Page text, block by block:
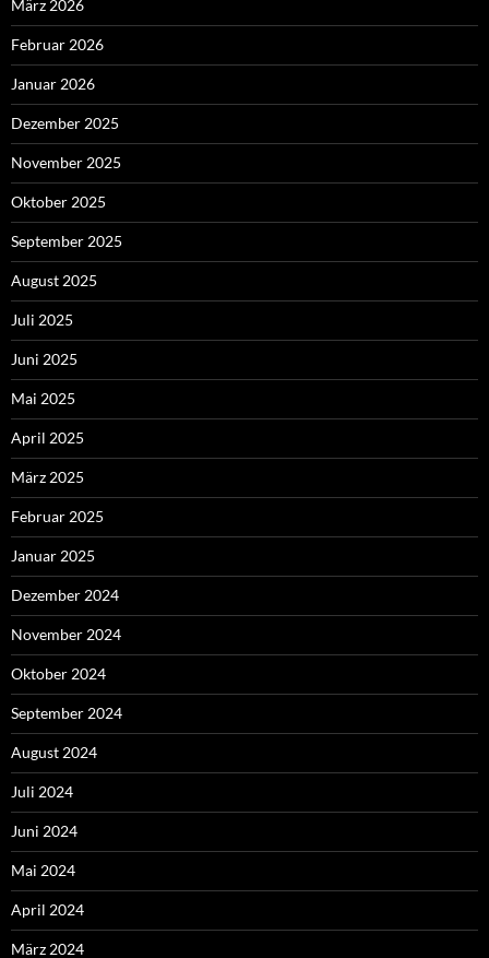
März 2026
Februar 2026
Januar 2026
Dezember 2025
November 2025
Oktober 2025
September 2025
August 2025
Juli 2025
Juni 2025
Mai 2025
April 2025
März 2025
Februar 2025
Januar 2025
Dezember 2024
November 2024
Oktober 2024
September 2024
August 2024
Juli 2024
Juni 2024
Mai 2024
April 2024
März 2024